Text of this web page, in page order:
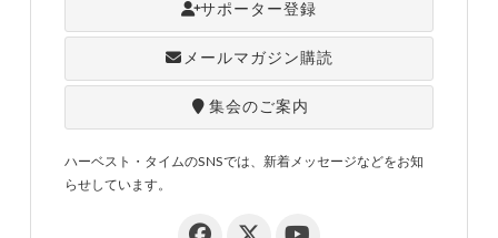
サポーター登録
メールマガジン購読
集会のご案内
ハーベスト・タイムのSNSでは、新着メッセージなどをお知
らせしています。